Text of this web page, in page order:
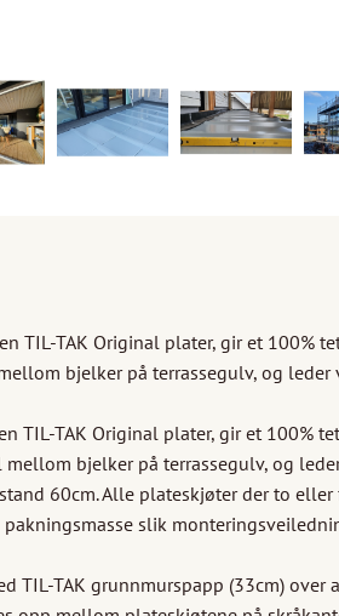
TIL-TAK Original plater, gir et 100%
bjelker på terrassegulv, og leder
TIL-TAK Original plater, gir et 100%
bjelker på terrassegulv, og
60cm. Alle plateskjøter der to
slik
TIL-TAK grunnmurspapp (33cm)